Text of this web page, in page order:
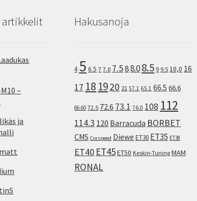
–
ja
Hakusanoja
4 5 6.5 7 7.0 7.588.08.5 9 9.5 10,0 16
17 18 1920 21 57.1 65.1 66.5 66.6
66.60 72.5 72.6 73.1 76.0 108 112
114.3 120 Barracuda BORBET
CMS Corspeed Diewe ET30 ET35 ET38
ET40 ET45ET50 Keskin-Tuning MAM
RONAL